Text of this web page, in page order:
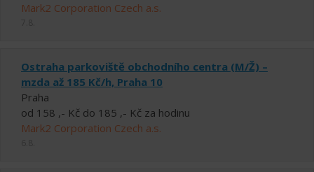
Mark2 Corporation Czech a.s.
Ostraha parkoviště obchodního centra (M/Ž) –
mzda až 185 Kč/h, Praha 10
Praha
od 158 ,- Kč do 185 ,- Kč za hodinu
Mark2 Corporation Czech a.s.